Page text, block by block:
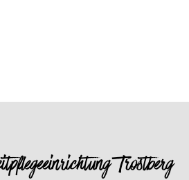
Trostberg